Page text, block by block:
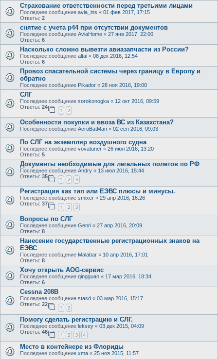
Страхование ответственности перед третьими лицами
Последнее сообщение avia_ins « 01 фев 2017, 17:15
Ответы: 2
снятие с учета р44 при отсутствии документов
Последнее сообщение AviaHome « 27 янв 2017, 22:00
Ответы: 6
Насколько сложно вывезти авиазапчасти из России?
Последнее сообщение altai « 08 дек 2016, 12:54
Ответы: 6
Провоз спасательной системы через границу в Европу и
обратно
Последнее сообщение Pikador « 28 ноя 2016, 19:00
СЛГ
Последнее сообщение sorokonogka « 12 окт 2016, 09:59
Ответы: 24
1 2
Особенности покупки и ввоза ВС из Казахстана?
Последнее сообщение AcroBatMan « 02 сен 2016, 09:03
По СЛГ на экземпляр воздушного судна
Последнее сообщение vovatuner « 26 июл 2016, 13:20
Ответы: 5
Документы необходимые для легальных полетов по РФ
Последнее сообщение Andry « 13 июл 2016, 15:44
Ответы: 35
1 2 3
Регистрация как тип или ЕЭВС плюсы и минусы.
Последнее сообщение smixer « 29 апр 2016, 16:26
Ответы: 37
1 2 3
Вопросы по СЛГ
Последнее сообщение Genri « 27 апр 2016, 20:09
Ответы: 8
Нанесение государственные регистрационных знаков на
ЕЭВС
Последнее сообщение Malabar « 10 апр 2016, 17:01
Ответы: 8
Хочу открыть AOG-сервис
Последнее сообщение qingguan « 17 мар 2016, 18:34
Ответы: 6
Cessna 208B
Последнее сообщение stasd « 03 мар 2016, 15:17
Ответы: 22
1 2
Помогу сделать регистрацию и СЛГ.
Последнее сообщение leksey « 03 дек 2015, 04:09
Ответы: 46
1 2 3 4
Место в контейнере из Флориды
Последнее сообщение xma « 25 ноя 2015, 11:57